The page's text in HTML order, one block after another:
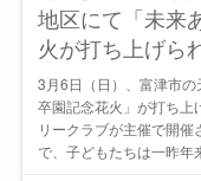
地区にて「未来
火が打ち上げら
3月6日（日）、富津市
卒園記念花火」が打ち上
リークラブが主催で開
で、子どもたちは一昨